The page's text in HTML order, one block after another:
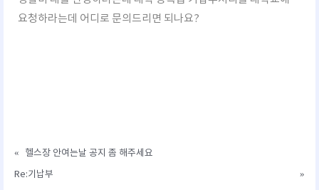
요청하라는데 어디로 문의드리면 되나요?
«
헬스장 안여는날 공지 좀 해주세요
Re:기납부
»